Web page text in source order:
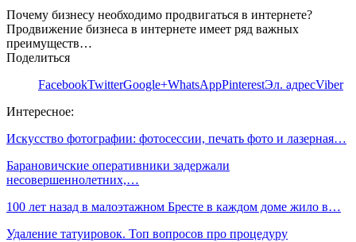
Почему бизнесу необходимо продвигаться в интернете?
Продвижение бизнеса в интернете имеет ряд важных
преимуществ…
Поделиться
FacebookTwitterGoogle+WhatsAppPinterestЭл. адресViber
Интересное:
Искусство фотографии: фотосессии, печать фото и лазерная…
Барановичские оперативники задержали
несовершеннолетних,…
100 лет назад в малоэтажном Бресте в каждом доме жило в…
Удаление татуировок. Топ вопросов про процедуру